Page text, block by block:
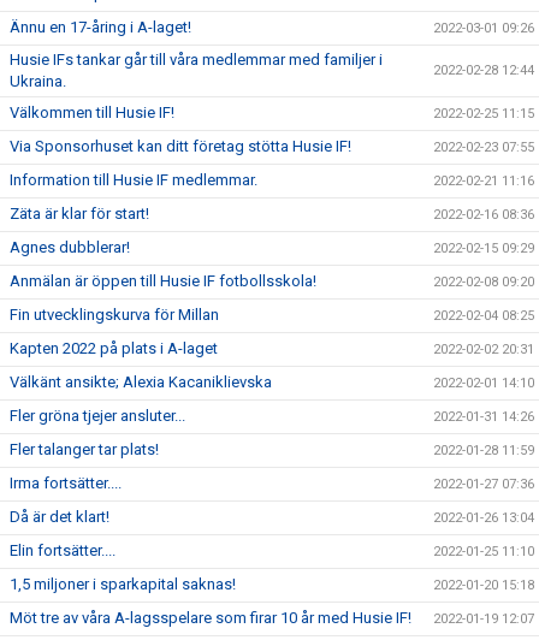
Ännu en 17-åring i A-laget! 2022-03-01 09:26
Husie IFs tankar går till våra medlemmar med familjer i
Ukraina.
2022-02-28 12:44
Välkommen till Husie IF! 2022-02-25 11:15
Via Sponsorhuset kan ditt företag stötta Husie IF! 2022-02-23 07:55
Information till Husie IF medlemmar. 2022-02-21 11:16
Zäta är klar för start! 2022-02-16 08:36
Agnes dubblerar! 2022-02-15 09:29
Anmälan är öppen till Husie IF fotbollsskola! 2022-02-08 09:20
Fin utvecklingskurva för Millan 2022-02-04 08:25
Kapten 2022 på plats i A-laget 2022-02-02 20:31
Välkänt ansikte; Alexia Kacaniklievska 2022-02-01 14:10
Fler gröna tjejer ansluter... 2022-01-31 14:26
Fler talanger tar plats! 2022-01-28 11:59
Irma fortsätter.... 2022-01-27 07:36
Då är det klart! 2022-01-26 13:04
Elin fortsätter.... 2022-01-25 11:10
1,5 miljoner i sparkapital saknas! 2022-01-20 15:18
Möt tre av våra A-lagsspelare som firar 10 år med Husie IF! 2022-01-19 12:07